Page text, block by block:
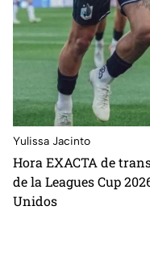
Yulissa Jacinto
Hora EXACTA de
de la Leagues Cup
Unidos